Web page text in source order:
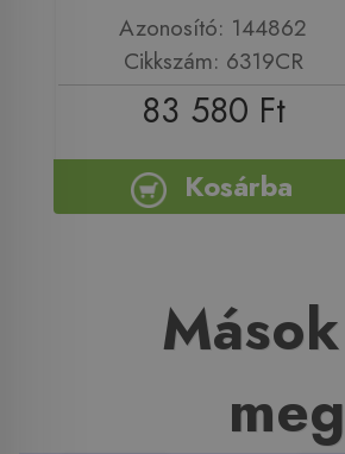
Azonosító: 144862
Cikkszám: 6319CR
83 580 Ft
Kosárba